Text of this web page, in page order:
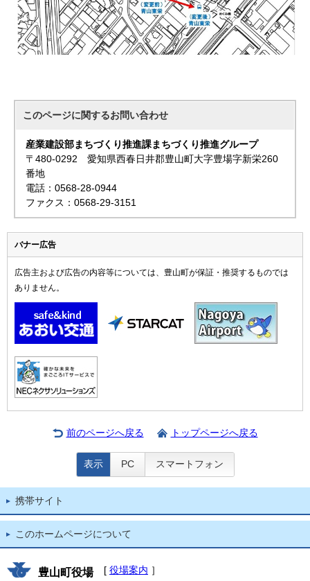
このページに関するお問い合わせ
産業建設部まちづくり推進課まちづくり推進グループ
〒480-0292 愛知県西春日井郡豊山町大字豊場字新栄260
番地
電話：0568-28-0944
ファクス：0568-29-3151
バナー広告
広告主および広告の内容等については、豊山町が保証・推奨するものでは
ありません。
前のページへ戻る トップページへ戻る
表示 PC スマートフォン
携帯サイト
このホームページについて
豊山町役場 [ 役場案内 ］